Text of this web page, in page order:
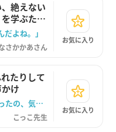
絶えない
学ぶため
だよね。」
さかかあさん
お気に入り
たりして
け
「さっき〇くんとぶつかったの、気づいたかな？」
こっこ先生
お気に入り